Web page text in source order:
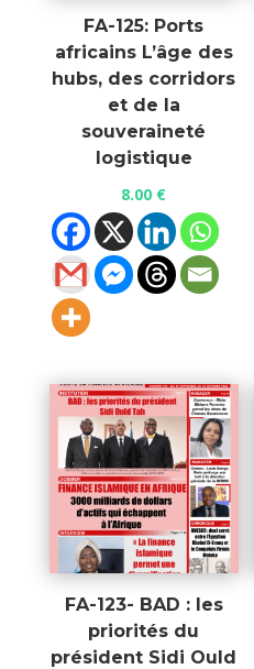
FA-125: Ports
africains L’âge des
hubs, des corridors
et de la
souveraineté
logistique
8.00 €
FA-123- BAD : les
priorités du
président Sidi Ould